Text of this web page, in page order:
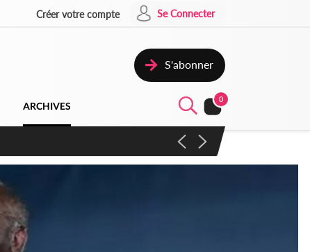
Créer votre compte Se Connecter
S'abonner
ARCHIVES
0
contre les produits